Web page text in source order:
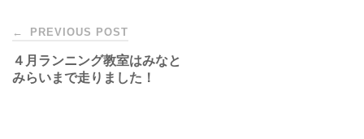
Post
navigation
← PREVIOUS POST
４月ランニング教室はみなと
みらいまで走りました！